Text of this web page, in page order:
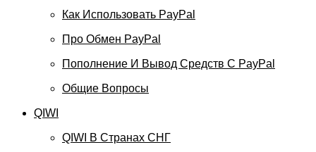
Как Использовать PayPal
Про Обмен PayPal
Пополнение И Вывод Средств С PayPal
Общие Вопросы
QIWI
QIWI В Странах СНГ